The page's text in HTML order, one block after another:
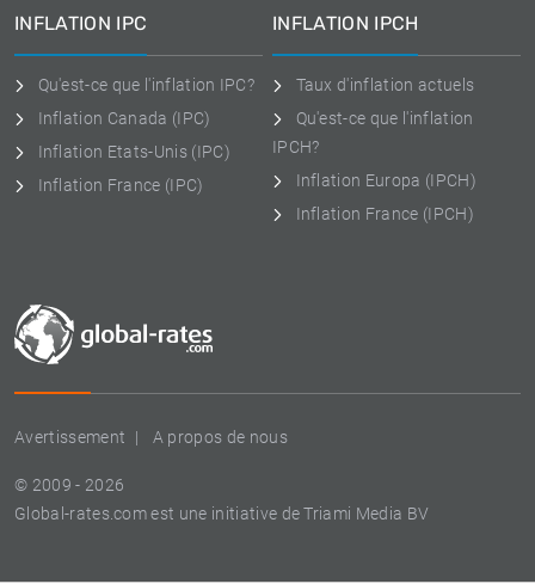
Avertissement A propos de nous
© 2009 - 2026
Global-rates.com est une initiative de Triami Media BV
INFLATION IPC
Qu'est-ce que l'inflation IPC?
Inflation Canada (IPC)
Inflation Etats-Unis (IPC)
Inflation France (IPC)
INFLATION IPCH
Taux d'inflation actuels
Qu'est-ce que l'inflation
IPCH?
Inflation Europa (IPCH)
Inflation France (IPCH)